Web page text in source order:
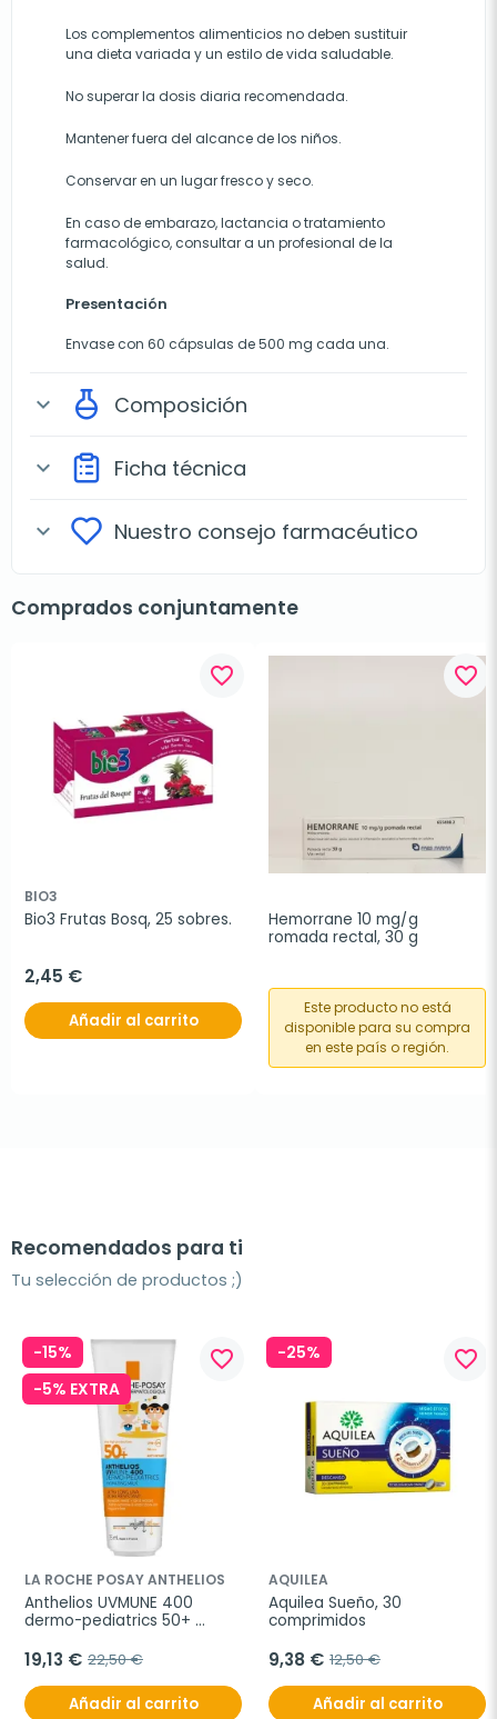
Los complementos alimenticios no deben sustituir
una dieta variada y un estilo de vida saludable.
No superar la dosis diaria recomendada.
Mantener fuera del alcance de los niños.
Conservar en un lugar fresco y seco.
En caso de embarazo, lactancia o tratamiento
farmacológico, consultar a un profesional de la
salud.
Presentación
Envase con 60 cápsulas de 500 mg cada una.
expand_more Composición
expand_more Ficha técnica
expand_more Nuestro consejo farmacéutico
Comprados conjuntamente
favorite_border
BIO3
Bio3 Frutas Bosq, 25 sobres.
2,45 €
Añadir al carrito
favorite_border
Hemorrane 10 mg/g
romada rectal, 30 g
Este producto no está
disponible para su compra
en este país o región.
Recomendados para ti
Tu selección de productos ;)
-15%
-5% EXTRA
favorite_border
LA ROCHE POSAY ANTHELIOS
Anthelios UVMUNE 400
dermo-pediatrics 50+
19,13 € 22,50 €
Añadir al carrito
-25% favorite_border
AQUILEA
Aquilea Sueño, 30
comprimidos
9,38 € 12,50 €
Añadir al carrito